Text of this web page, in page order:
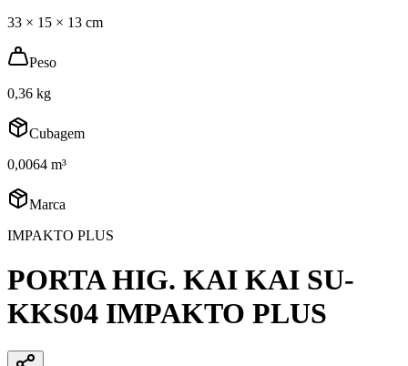
33 × 15 × 13 cm
Peso
0,36 kg
Cubagem
0,0064 m³
Marca
IMPAKTO PLUS
PORTA HIG. KAI KAI SU-
KKS04 IMPAKTO PLUS